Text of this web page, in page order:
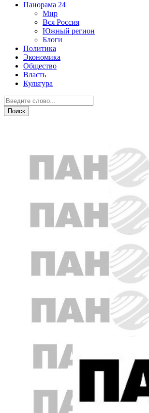
Панорама 24
Мир
Вся Россия
Южный регион
Блоги
Политика
Экономика
Общество
Власть
Культура